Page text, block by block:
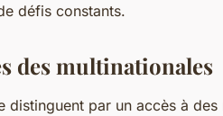
défis constants.
des multinationales
distinguent par un accès à